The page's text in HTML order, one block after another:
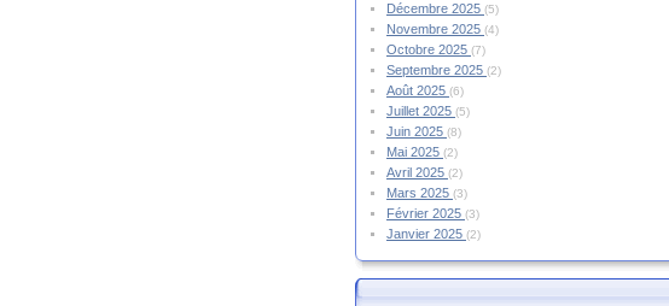
Décembre 2025 (5)
Novembre 2025 (4)
Octobre 2025 (7)
Septembre 2025 (2)
Août 2025 (6)
Juillet 2025 (5)
Juin 2025 (8)
Mai 2025 (2)
Avril 2025 (2)
Mars 2025 (3)
Février 2025 (3)
Janvier 2025 (2)